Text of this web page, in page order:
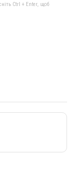
Ctrl + Enter, щоб